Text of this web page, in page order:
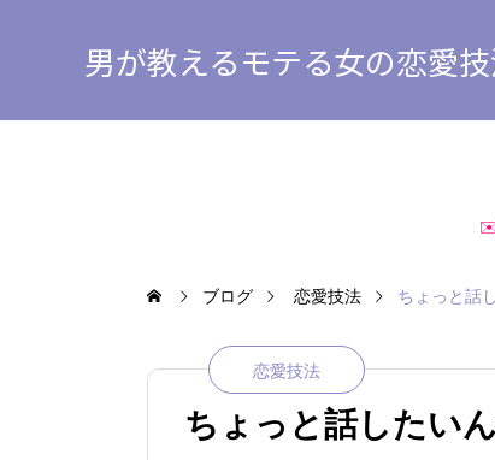
男が教えるモテる女の恋愛
ブログ 恋愛技法 ちょっと話
恋愛技法
ちょっと話したいん